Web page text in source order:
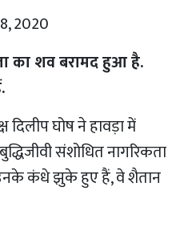
2020
का शव बरामद हुआ है.
दिलीप घोष ने हावड़ा में
संशोधित नागरिकता
कंधे झुके हुए हैं, वे शैतान